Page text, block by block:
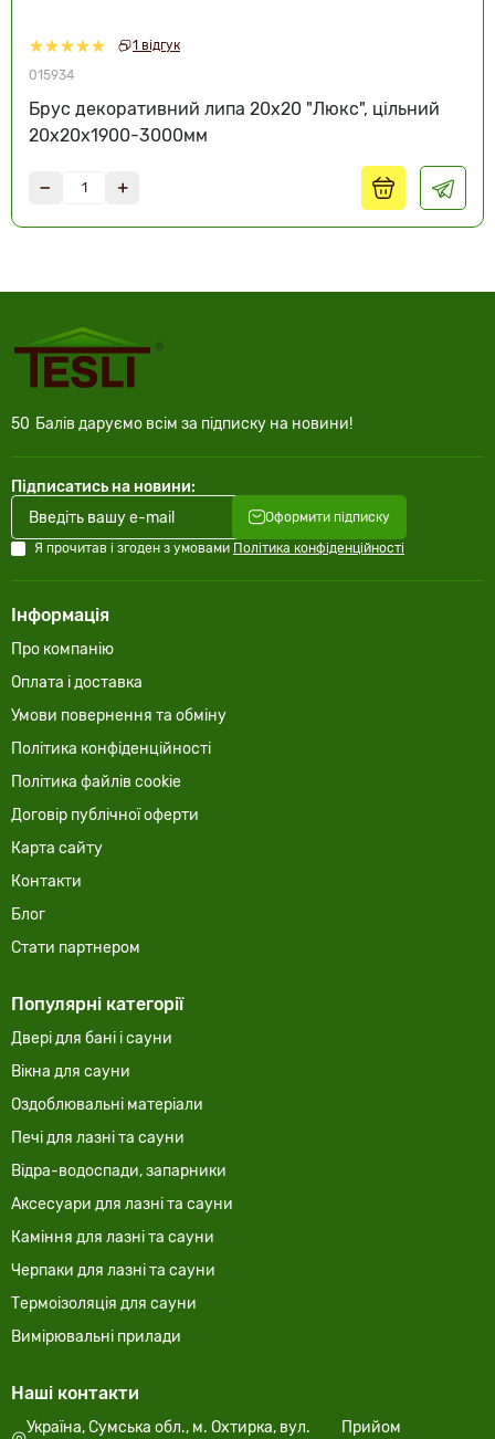
1 відгук
015934
Брус декоративний липа 20х20 "Люкс", цільний
20х20х1900-3000мм
50 Балів даруємо всім за підписку на новини!
Підписатись на новини:
Оформити підписку
Я прочитав і згоден з умовами Політика конфіденційності
Інформація
Про компанію
Оплата і доставка
Умови повернення та обміну
Політика конфіденційності
Політика файлів cookie
Договір публічної оферти
Карта сайту
Контакти
Блог
Стати партнером
Популярні категорії
Двері для бані і сауни
Вікна для сауни
Оздоблювальні матеріали
Печі для лазні та сауни
Відра-водоспади, запарники
Аксесуари для лазні та сауни
Каміння для лазні та сауни
Черпаки для лазні та сауни
Термоізоляція для сауни
Вимірювальні прилади
Наші контакти
Україна, Сумська обл., м. Охтирка, вул. Прийом